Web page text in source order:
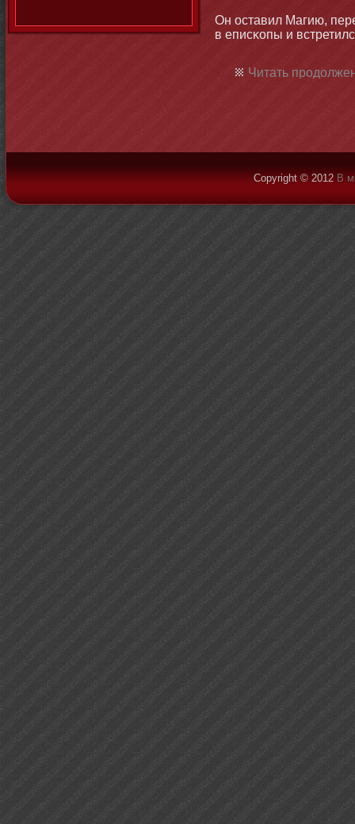
Он оставил Магию,
в еписκопы и
Читать
Copyright © 2012 В